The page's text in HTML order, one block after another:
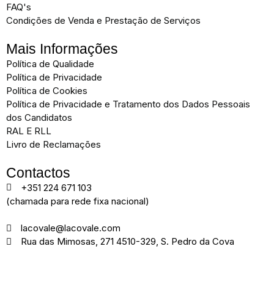
FAQ's
Condições de Venda e Prestação de Serviços
Mais Informações
Política de Qualidade
Política de Privacidade
Política de Cookies
Política de Privacidade e Tratamento dos Dados Pessoais
dos Candidatos
RAL E RLL
Livro de Reclamações
Contactos
+351 224 671 103
(chamada para rede fixa nacional)
lacovale@lacovale.com
Rua das Mimosas, 271 4510-329, S. Pedro da Cova